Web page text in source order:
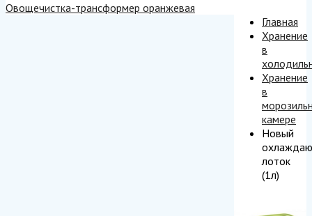
Овощечистка-трансформер оранжевая
Главная
Хранение
в
Хранение
в
камере
Новый
лоток
(1л)